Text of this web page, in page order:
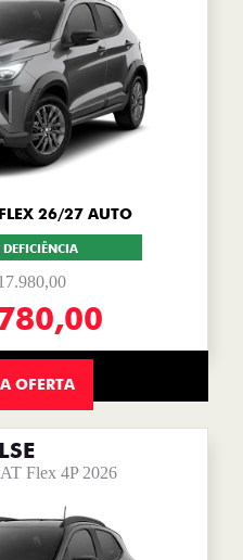
26/27 AUTO
DEFICIÊNCIA
OFERTA
Flex 4P 2026